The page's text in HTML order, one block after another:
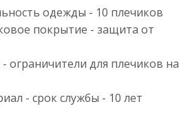
одежды - 10 плечиков
покрытие - защита от
ограничители для плечиков на
- срок службы - 10 лет